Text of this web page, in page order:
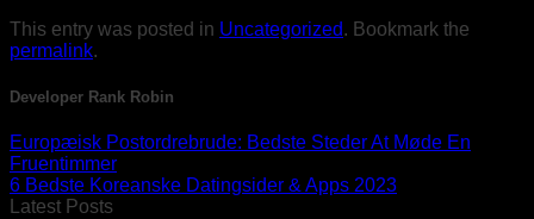
This entry was posted in Uncategorized. Bookmark the
permalink.
Developer Rank Robin
Europæisk Postordrebrude: Bedste Steder At Møde En
Fruentimmer
6 Bedste Koreanske Datingsider & Apps 2023
Latest Posts